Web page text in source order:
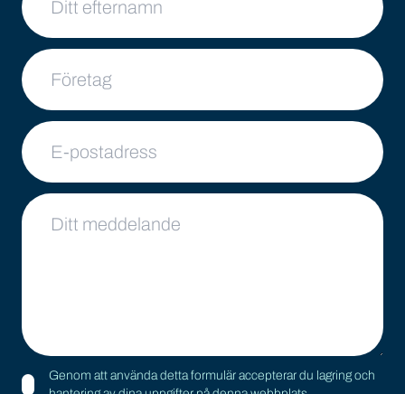
Företag
E-postadress
Ditt meddelande
Genom att använda detta formulär accepterar du lagring och